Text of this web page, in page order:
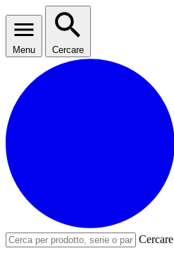
Menu Cercare
Cercare